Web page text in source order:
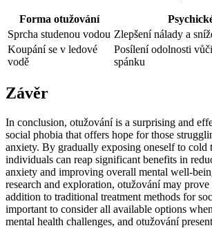
Forma otužování
Sprcha studenou vodou Zlepšení nálady a
Koupání se v ledové
vodě
Posílení odolnosti
spánku
Závěr
In conclusion, otužování is a surprising and
social phobia that offers hope for those
anxiety. By gradually exposing oneself to cold
individuals can reap significant benefits in
anxiety and improving overall mental well-
research and exploration, otužování may
addition to traditional treatment methods for
important to consider all available options
mental health challenges, and otužování